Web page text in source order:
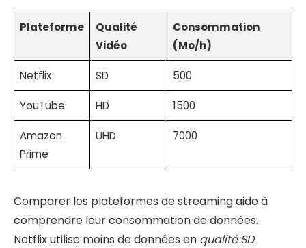
Plateforme
Qualité
Vidéo
Consommation
(Mo/h)
Netflix SD 500
YouTube HD 1500
Amazon
Prime
UHD 7000
Comparer les plateformes de streaming aide à
comprendre leur consommation de données.
Netflix utilise moins de données en qualité SD.